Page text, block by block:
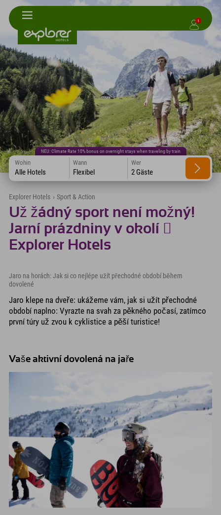
1
NEU: Climate Rate 10% bonus on overnight stays when traveling by train
Wohin
Alle Hotels
Wann
Flexibel
Wer
2 Gäste
Explorer Hotels › Sport & Action
Už žádný sport není možný!
Jarní prázdniny v okolí 
Explorer Hotels
Jaro na horách: Jak si co nejlépe užít přechodné období během
dovolené
Jaro klepe na dveře: ukážeme vám, jak si užít přechodné
období naplno: Vyrazte na svah za pěkného počasí, zatímco
první túry už zvou k cyklistice a pěší turistice!
Vaše aktivní dovolená na jaře